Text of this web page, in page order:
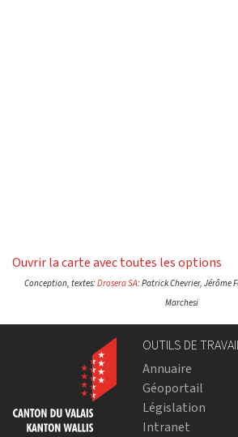
Ouvrir la carte avec toutes les options
Conception, textes:Drosera SA: Patrick Chevrier, Jérôme
Marchesi
OUTILS DE
Annuaire
Géoportail
Législation
Intranet